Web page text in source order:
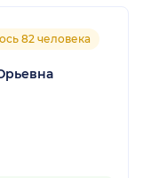
82 человека